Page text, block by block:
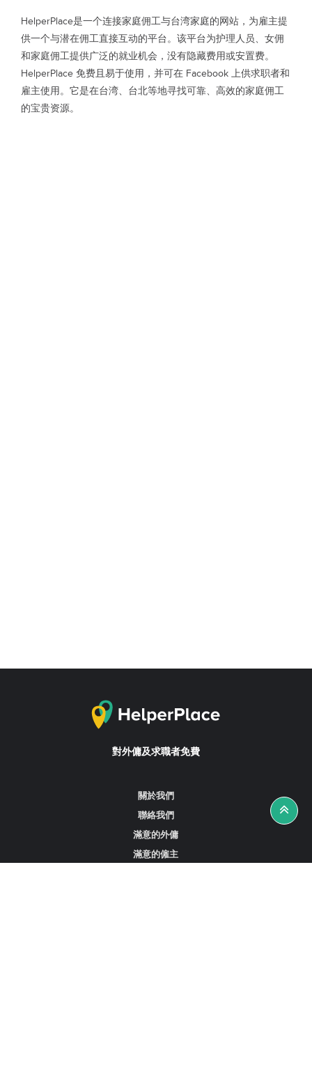
HelperPlace是一个连接家庭佣工与台湾家庭的网站，为雇主提
供一个与潜在佣工直接互动的平台。该平台为护理人员、女佣
和家庭佣工提供广泛的就业机会，没有隐藏费用或安置费。
HelperPlace 免费且易于使用，并可在 Facebook 上供求职者和
雇主使用。它是在台湾、台北等地寻找可靠、高效的家庭佣工
的宝贵资源。
對外傭及求職者免費
關於我們
聯絡我們
滿意的外傭
滿意的僱主